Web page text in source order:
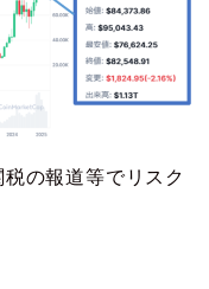
の報道等でリスク